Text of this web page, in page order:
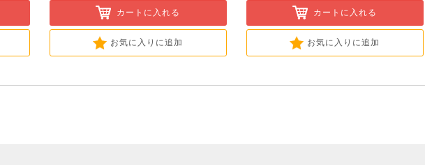
カートに入れる
お気に入りに追加
カートに入れる
お気に入りに追加